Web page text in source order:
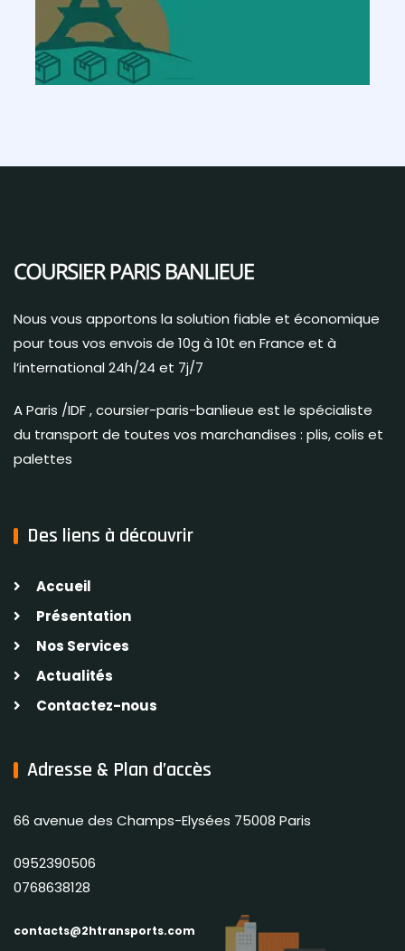
Nous vous apportons la solution fiable et économique
pour tous vos envois de 10g à 10t en France et à
l’international 24h/24 et 7j/7
A Paris /IDF , coursier-paris-banlieue est le spécialiste
du transport de toutes vos marchandises : plis, colis et
palettes
Des liens à découvrir
Accueil
Présentation
Nos Services
Actualités
Contactez-nous
Adresse & Plan d’accès
66 avenue des Champs-Elysées 75008 Paris
0952390506
0768638128
contacts@2htransports.com